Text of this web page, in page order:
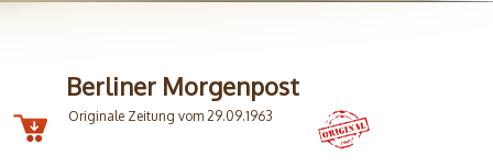
Berliner Morgenpost
Originale Zeitung vom 29.09.1963